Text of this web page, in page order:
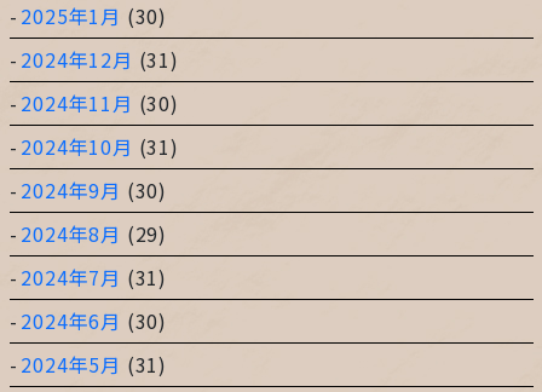
2025年1月 (30)
2024年12月 (31)
2024年11月 (30)
2024年10月 (31)
2024年9月 (30)
2024年8月 (29)
2024年7月 (31)
2024年6月 (30)
2024年5月 (31)